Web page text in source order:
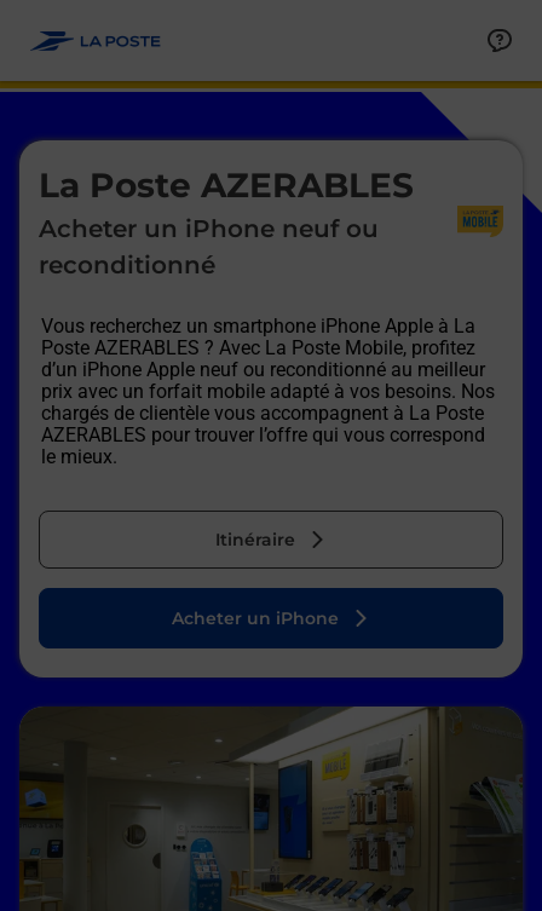
La Poste AZERABLES
Acheter un iPhone neuf ou
reconditionné
Vous recherchez un smartphone iPhone Apple à La
Poste AZERABLES ? Avec La Poste Mobile, profitez
d’un iPhone Apple neuf ou reconditionné au meilleur
prix avec un forfait mobile adapté à vos besoins. Nos
chargés de clientèle vous accompagnent à La Poste
AZERABLES pour trouver l’offre qui vous correspond
le mieux.
Itinéraire
Le lien s'ouvre dans un nouvel onglet
Acheter un iPhone